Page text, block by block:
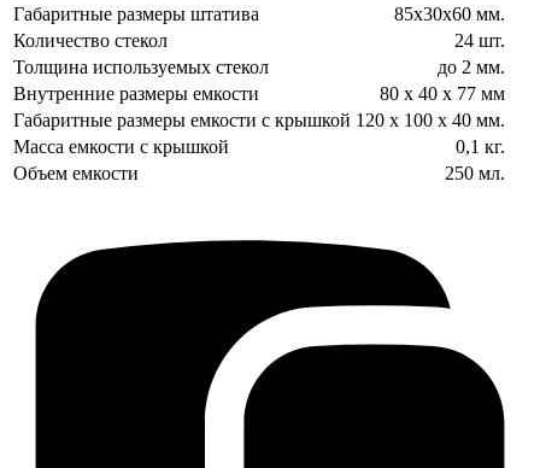
Габаритные размеры штатива
85х30х60 мм.
Количество стекол
24 шт.
Толщина используемых стекол
до 2 мм.
Внутренние размеры емкости
80 х 40 х 77 мм
Габаритные размеры емкости с крышкой 120 х 100 х 40 мм.
Масса емкости с крышкой
0,1 кг.
Объем емкости
250 мл.